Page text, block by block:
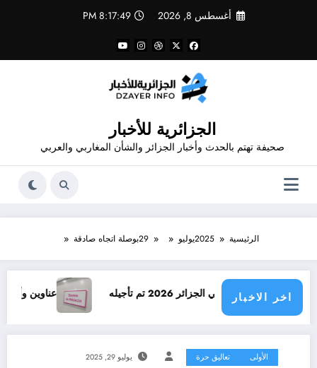
أغسطس 8, 2026 8:17:49 PM
الجزائرية للأخبار
صحيفة تهتم بالحدث وأخبار الجزائر والشأن المغاربي والعربي
الرئيسية 2025يوليو 29بوصلة اتجاه صادقة
اخر الاخبار
الجزائر 2026 تم تأجيله عناوين وأرقام هاتف أطباء
الأولى تعاليق حرة يوليو 29, 2025